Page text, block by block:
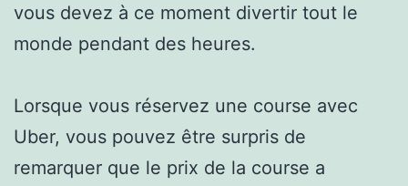
vous devez à ce moment divertir tout le
monde pendant des heures.
Lorsque vous réservez une course avec
Uber, vous pouvez être surpris de
remarquer que le prix de la course a